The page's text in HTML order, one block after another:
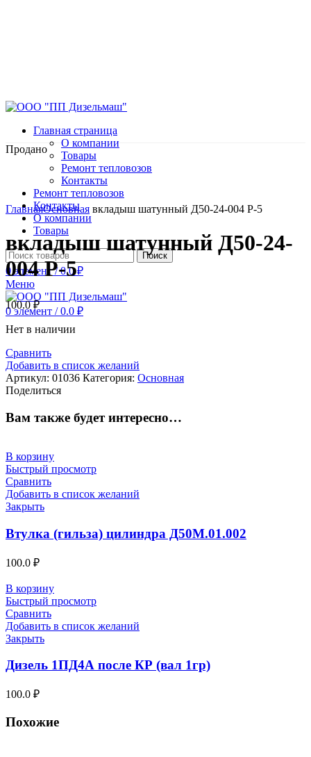
Главная страница
О компании
Товары
Ремонт тепловозов
Контакты
Ремонт тепловозов
Контакты
О компании
Товары
Поиск
0элемент / 0.0₽
Меню
0элемент / 0.0 ₽
Продано
Нажмите, чтобы увеличить
ГлавнаяОсновная вкладыш шатунный Д50-24-004 Р-5
вкладыш шатунный Д50-24-
004 Р-5
100.0₽
Нет в наличии
Сравнить
Добавить в список желаний
Артикул: 01036 Категория: Основная
Поделиться
Вам также будет интересно…
В корзину
Быстрый просмотр
Сравнить
Добавить в список желаний
Закрыть
Втулка (гильза) цилиндра Д50М.01.002
100.0 ₽
В корзину
Быстрый просмотр
Сравнить
Добавить в список желаний
Закрыть
Дизель 1ПД4А после КР (вал 1гр)
100.0 ₽
Похожие